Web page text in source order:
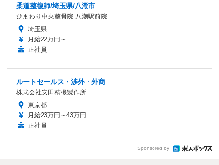
柔道整復師/埼玉県/八潮市
ひまわり中央整骨院 八潮駅前院
埼玉県
月給22万円～
正社員
ルートセールス・渉外・外商
株式会社安田精機製作所
東京都
月給23万円～43万円
正社員
Sponsored by